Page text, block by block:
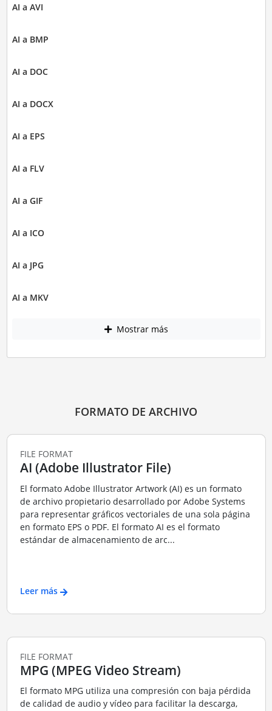
AI a AVI
AI a BMP
AI a DOC
AI a DOCX
AI a EPS
AI a FLV
AI a GIF
AI a ICO
AI a JPG
AI a MKV
Mostrar más
FORMATO DE ARCHIVO
FILE FORMAT
AI (Adobe Illustrator File)
El formato Adobe Illustrator Artwork (AI) es un formato
de archivo propietario desarrollado por Adobe Systems
para representar gráficos vectoriales de una sola página
en formato EPS o PDF. El formato AI es el formato
estándar de almacenamiento de arc...
Leer más
FILE FORMAT
MPG (MPEG Video Stream)
El formato MPG utiliza una compresión con baja pérdida
de calidad de audio y vídeo para facilitar la descarga,